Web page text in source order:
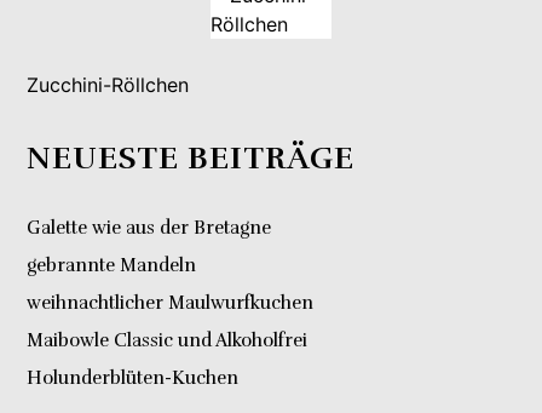
Zucchini-Röllchen
NEUESTE BEITRÄGE
Galette wie aus der Bretagne
gebrannte Mandeln
weihnachtlicher Maulwurfkuchen
Maibowle Classic und Alkoholfrei
Holunderblüten-Kuchen